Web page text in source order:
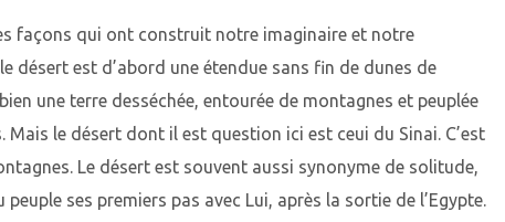
façons qui ont construit notre imaginaire et notre
désert est d’abord une étendue sans fin de dunes de
une terre desséchée, entourée de montagnes et peuplée
le désert dont il est question ici est ceui du Sinai. C’est
Le désert est souvent aussi synonyme de solitude,
ses premiers pas avec Lui, après la sortie de l’Egypte.